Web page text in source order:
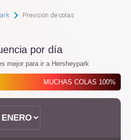
Previsión de colas
por día
mejor para ir a Hersheypark
MUCHAS COLAS 100%